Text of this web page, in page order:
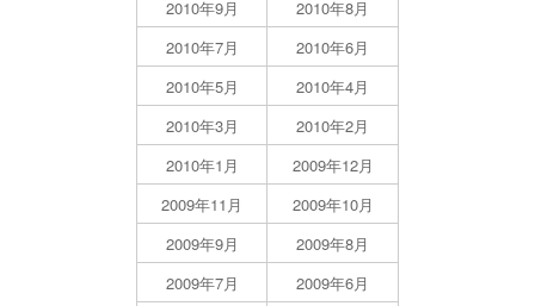
2010年9月
2010年8月
2010年7月
2010年6月
2010年5月
2010年4月
2010年3月
2010年2月
2010年1月
2009年12月
2009年11月
2009年10月
2009年9月
2009年8月
2009年7月
2009年6月